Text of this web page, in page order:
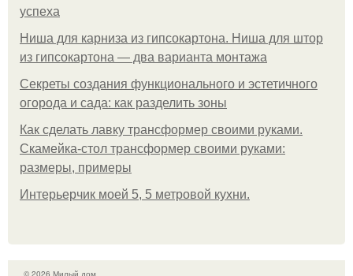
успеха
Ниша для карниза из гипсокартона. Ниша для штор
из гипсокартона — два варианта монтажа
Секреты создания функционального и эстетичного
огорода и сада: как разделить зоны
Как сделать лавку трансформер своими руками.
Скамейка-стол трансформер своими руками:
размеры, примеры
Интерьерчик моей 5, 5 метровой кухни.
© 2026 Милый дом